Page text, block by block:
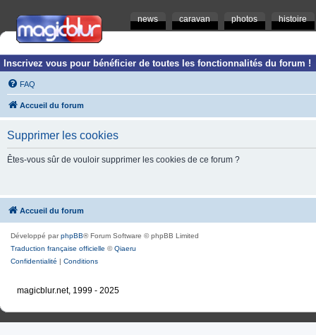
news caravan photos histoire
Inscrivez vous pour bénéficier de toutes les fonctionnalités du forum !
FAQ
Accueil du forum
Supprimer les cookies
Êtes-vous sûr de vouloir supprimer les cookies de ce forum ?
Accueil du forum
Développé parphpBB® Forum Software © phpBB Limited
Traduction française officielle ©Qiaeru
Confidentialité | Conditions
magicblur.net, 1999 - 2025